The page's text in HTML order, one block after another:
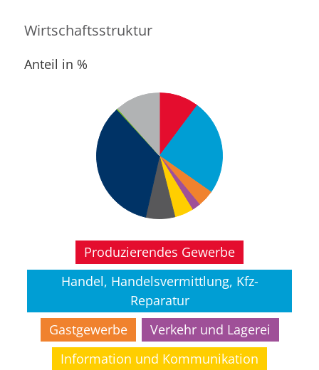
Wirtschaftsstruktur
Anteil in %
Produzierendes Gewerbe
Handel, Handelsvermittlung, Kfz-
Reparatur
Gastgewerbe
Verkehr und Lagerei
Information und Kommunikation